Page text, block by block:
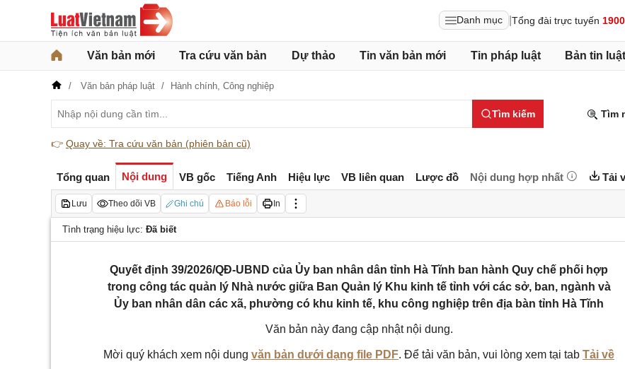
Danh mục Tổng đài trực tuyến
Văn bản mới Tra cứu văn bản Dự thảo Tin văn bản mới Tin pháp luật Bản tin luật
Văn bản pháp luật Hành chính, Công nghiệp
Tìm kiếm Tìm
👉 Quay về: Tra cứu văn bản (phiên bản cũ)
Tổng quan Nội dung VB gốc Tiếng Anh Hiệu lực VB liên quan Lược đồ Nội dung hợp nhất Tải
Lưu Theo dõi VB Ghi chú Báo lỗi In
Tình trạng hiệu lực: Đã biết
Quyết định 39/2026/QĐ-UBND của Ủy ban nhân dân tỉnh Hà Tĩnh ban hành Quy chế phối hợp
trong công tác quản lý Nhà nước giữa Ban Quản lý Khu kinh tế tỉnh với các sở, ban, ngành và
Ủy ban nhân dân các xã, phường có khu kinh tế, khu công nghiệp trên địa bàn tỉnh Hà Tĩnh
Văn bản này đang cập nhật nội dung.
Mời quý khách xem nội dung văn bản dưới dạng file PDF. Để tải văn bản, vui lòng xem tại tab Tải về